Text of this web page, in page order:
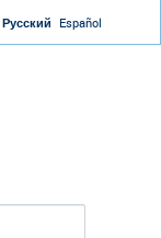
Русский Español